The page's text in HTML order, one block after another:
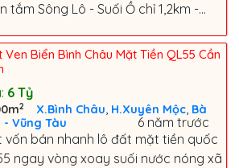
tắm Sông Lô - Suối Ồ chỉ 1,2km -...
Biển Bình Châu Mặt Tiền QL55 Cần
6 Tỷ
2 X.Bình Châu, H.Xuyên Mộc, Bà
- Vũng Tàu
6 năm trước
vốn bán nhanh lô đất mặt tiền quốc
ngay vòng xoay suối nước nóng xã